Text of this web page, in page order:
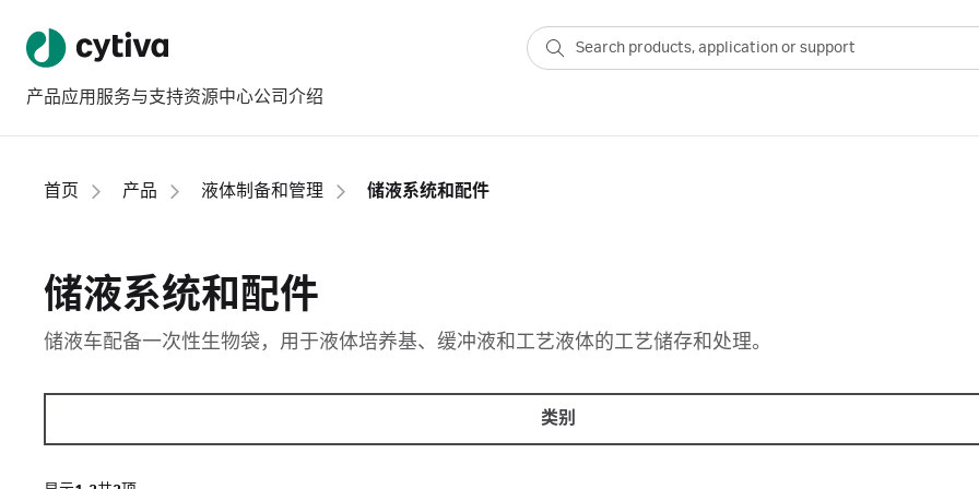
产品应用 服务与支持资源中心公司介绍
首页 产品 液体制备和管理 储液系统和配件
储液系统和配件
储液车配备一次性生物袋，用于液体培养基、缓冲液和工艺液体的工艺储存和处理。
类别